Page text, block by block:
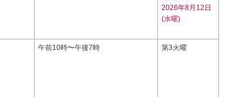
2026年8月12日
(水曜)
午前10時〜午後7時 第3火曜